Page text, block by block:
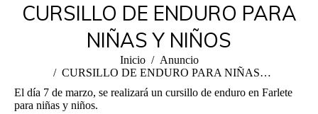
CURSILLO DE ENDURO PARA
NIÑAS Y NIÑOS
Inicio
Anuncio
CURSILLO DE ENDURO PARA NIÑAS…
El día 7 de marzo, se realizará un cursillo de enduro en Farlete
para niñas y niños.